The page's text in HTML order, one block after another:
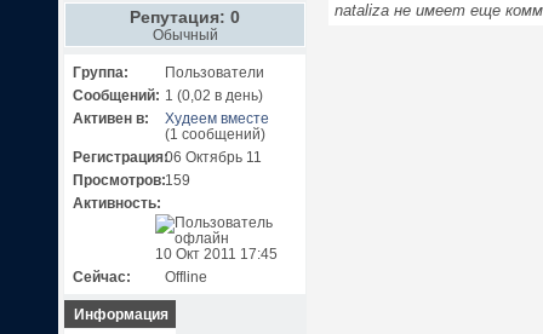
Репутация: 0
Обычный
Группа:
Пользователи
Сообщений: 1 (0,02 в день)
Активен в:
Худеем вместе
(1 сообщений)
Регистрация:06 Октябрь 11
Просмотров:159
Активность:
10 Окт 2011 17:45
Сейчас:
Offline
Информация
nataliza не имеет еще